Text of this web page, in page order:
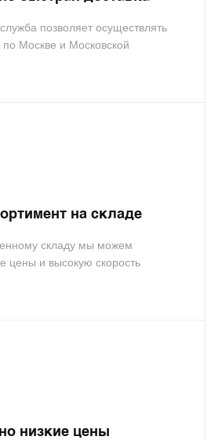
позволяет осуществлять
по Москве и Московской
на складе
складу мы можем
цены и высокую скорость
низкие цены